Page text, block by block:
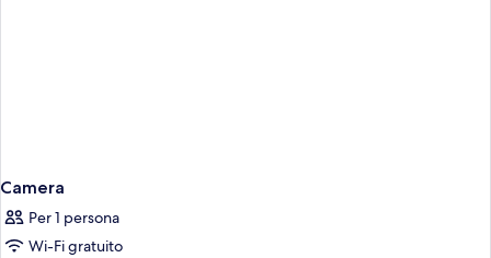
Camera
Per 1 persona
Wi-Fi gratuito